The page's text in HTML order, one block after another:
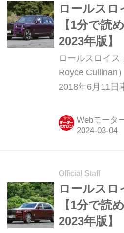
テストを行って
様を振り返っ
記は、Motor
より）
ロールスロ
【1分で読
2023年版】
ロールスロイス
Royce Cullinan
2018年6月11日
Webモータ
Official Staff
ロールス
【1分で読
2023年版】